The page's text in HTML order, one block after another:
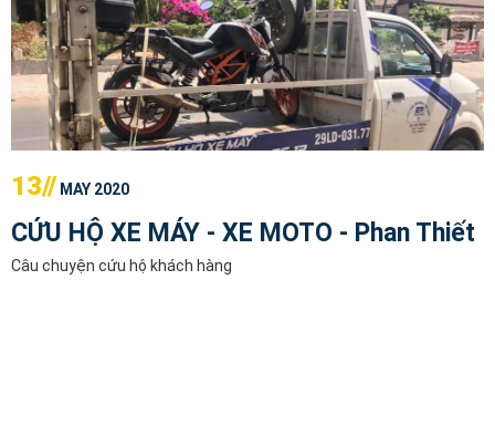
13// MAY 2020
CỨU HỘ XE MÁY - XE MOTO - Phan Thiết
Câu chuyện cứu hộ khách hàng